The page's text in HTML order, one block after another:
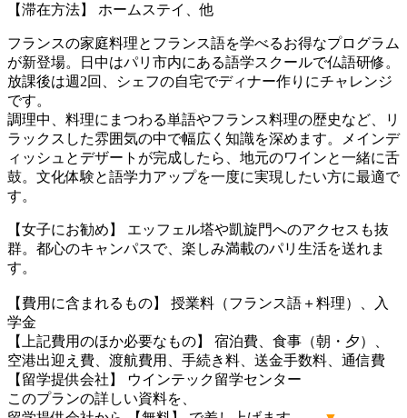
【滞在方法】 ホームステイ、他
フランスの家庭料理とフランス語を学べるお得なプログラム
が新登場。日中はパリ市内にある語学スクールで仏語研修。
放課後は週2回、シェフの自宅でディナー作りにチャレンジ
です。
調理中、料理にまつわる単語やフランス料理の歴史など、リ
ラックスした雰囲気の中で幅広く知識を深めます。メインデ
ィッシュとデザートが完成したら、地元のワインと一緒に舌
鼓。文化体験と語学力アップを一度に実現したい方に最適で
す。
【女子にお勧め】 エッフェル塔や凱旋門へのアクセスも抜
群。都心のキャンパスで、楽しみ満載のパリ生活を送れま
す。
【費用に含まれるもの】 授業料（フランス語＋料理）、入
学金
【上記費用のほか必要なもの】 宿泊費、食事（朝・夕）、
空港出迎え費、渡航費用、手続き料、送金手数料、通信費
【留学提供会社】 ウインテック留学センター
このプランの詳しい資料を、